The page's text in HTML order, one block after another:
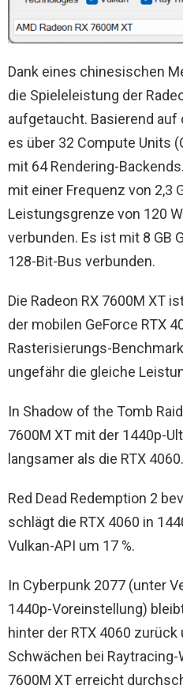
Dank eines chinesischen
die Spieleleistung der
aufgetaucht. Basierend
es über 32 Compute Units
mit 64 Rendering-
mit einer Frequenz von 2,3
Leistungsgrenze von 120
verbunden. Es ist mit 8 GB
128-Bit-Bus verbunden.
Die Radeon RX 7600M XT
der mobilen GeForce RTX
Rasterisierungs-
ungefähr die gleiche
In Shadow of the Tomb
7600M XT mit der 1440p-
langsamer als die RTX 4060.
Red Dead Redemption 2
schlägt die RTX 4060 in
Vulkan-API um 17 %.
In Cyberpunk 2077 (unter
1440p-Voreinstellung)
hinter der RTX 4060
Schwächen bei Raytracing-
7600M XT erreicht